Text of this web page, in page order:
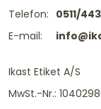
Telefon:
E-mail:
0511/
Ikast Etiket A/S
MwSt.-Nr.: